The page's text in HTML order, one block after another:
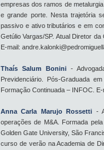
empresas dos ramos de
e grande porte. Nesta trajetória
passivo e ativo tributários e em
Getúlio Vargas/SP. Atual Diretor
E-mail:
Thaís Salum Bonini
-
Previdenciário. Pós-Graduada
Formação Continuada – INFOC.
Anna Carla Marujo Rossetti -
operações de M&A. Formada
Golden Gate University, São
curso de verão na Academia de